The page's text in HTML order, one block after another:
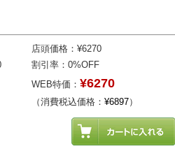
店頭価格：¥6270
割引率：0%OFF
WEB特価： ¥6270
（消費税込価格： ¥6897）